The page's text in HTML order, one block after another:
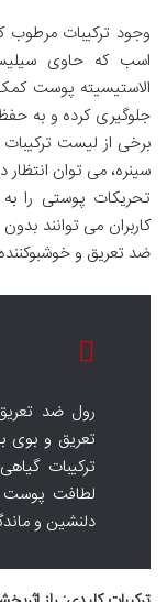
وجود ترکیبات مرطوب
اسب که حاوی
الاستیسیته پوست
جلوگیری کرده و به
برخی از لیست ترکیبات
سینره، می توان
تحریکات پوستی را
کاربران می توانند
ضد تعریق و
رول ضد تعریق
تعریق و بوی
ترکیبات
لطافت پوست
دلنشین و